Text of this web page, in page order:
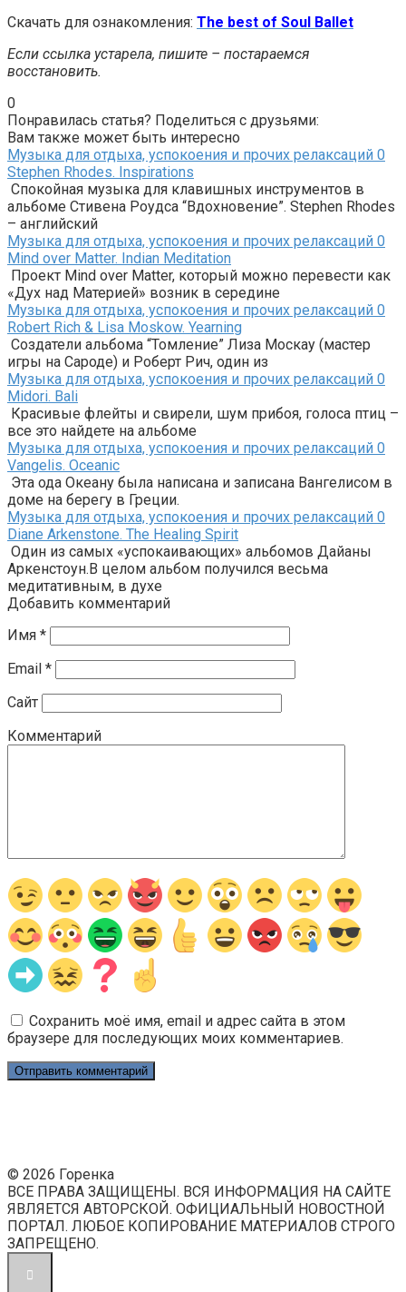
Скачать для ознакомления: The best of Soul Ballet
Если ссылка устарела, пишите – постараемся
восстановить.
0
Понравилась статья? Поделиться с друзьями:
Вам также может быть интересно
Музыка для отдыха, успокоения и прочих релаксаций 0
Stephen Rhodes. Inspirations
Спокойная музыка для клавишных инструментов в
альбоме Стивена Роудса “Вдохновение”. Stephen Rhodes
– английский
Музыка для отдыха, успокоения и прочих релаксаций 0
Mind over Matter. Indian Meditation
Проект Mind over Matter, который можно перевести как
«Дух над Материей» возник в середине
Музыка для отдыха, успокоения и прочих релаксаций 0
Robert Rich & Lisa Moskow. Yearning
Создатели альбома “Томление” Лиза Москау (мастер
игры на Сароде) и Роберт Рич, один из
Музыка для отдыха, успокоения и прочих релаксаций 0
Midori. Bali
Красивые флейты и свирели, шум прибоя, голоса птиц –
все это найдете на альбоме
Музыка для отдыха, успокоения и прочих релаксаций 0
Vangelis. Oceanic
Эта ода Океану была написана и записана Вангелисом в
доме на берегу в Греции.
Музыка для отдыха, успокоения и прочих релаксаций 0
Diane Arkenstone. The Healing Spirit
Один из самых «успокаивающих» альбомов Дайаны
Аркенстоун.В целом альбом получился весьма
медитативным, в духе
Добавить комментарий
Имя *
Email *
Сайт
Комментарий
Сохранить моё имя, email и адрес сайта в этом
браузере для последующих моих комментариев.
© 2026 Горенка
ВСЕ ПРАВА ЗАЩИЩЕНЫ. ВСЯ ИНФОРМАЦИЯ НА САЙТЕ
ЯВЛЯЕТСЯ АВТОРСКОЙ. ОФИЦИАЛЬНЫЙ НОВОСТНОЙ
ПОРТАЛ. ЛЮБОЕ КОПИРОВАНИЕ МАТЕРИАЛОВ СТРОГО
ЗАПРЕЩЕНО.